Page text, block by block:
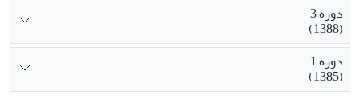
دوره 3
(1388)
دوره 1
(1385)